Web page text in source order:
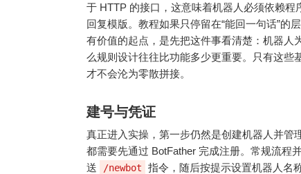
于 HTTP 的接口，这意味着机器人必须依赖
回复模版。教程如果只停留在“能回一句话”的
有价值的起点，是先把这件事看清楚：机器人
么规则设计往往比功能多少更重要。只有这些
才不会沦为零散拼接。
建号与凭证
真正进入实操，第一步仍然是创建机器人并管
都需要先通过 BotFather 完成注册。常规流程
送
/newbot
指令，随后按提示设置机器人名